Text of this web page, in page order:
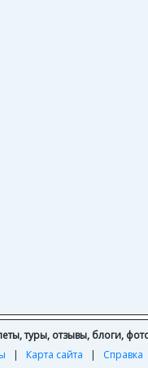
туры, отзывы, блоги,
| Карта сайта | Справка